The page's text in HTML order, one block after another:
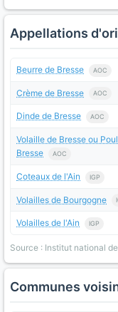
Appellations
Beurre de Bresse AOC
Crème de Bresse AOC
Dinde de Bresse AOC
Volaille de Bresse ou
Bresse
AOC
Coteaux de l'Ain IGP
Volailles de Bourgogne
Volailles de l'Ain IGP
Source : Institut national
Communes